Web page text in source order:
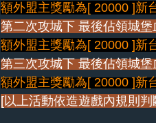
額外盟主獎勵為[ 20000 ]新
第二次攻城下 最後佔領城堡
額外盟主獎勵為[ 20000 ]新
第三次攻城下 最後佔領城堡
額外盟主獎勵為[ 20000 ]新
[以上活動依造遊戲內規則